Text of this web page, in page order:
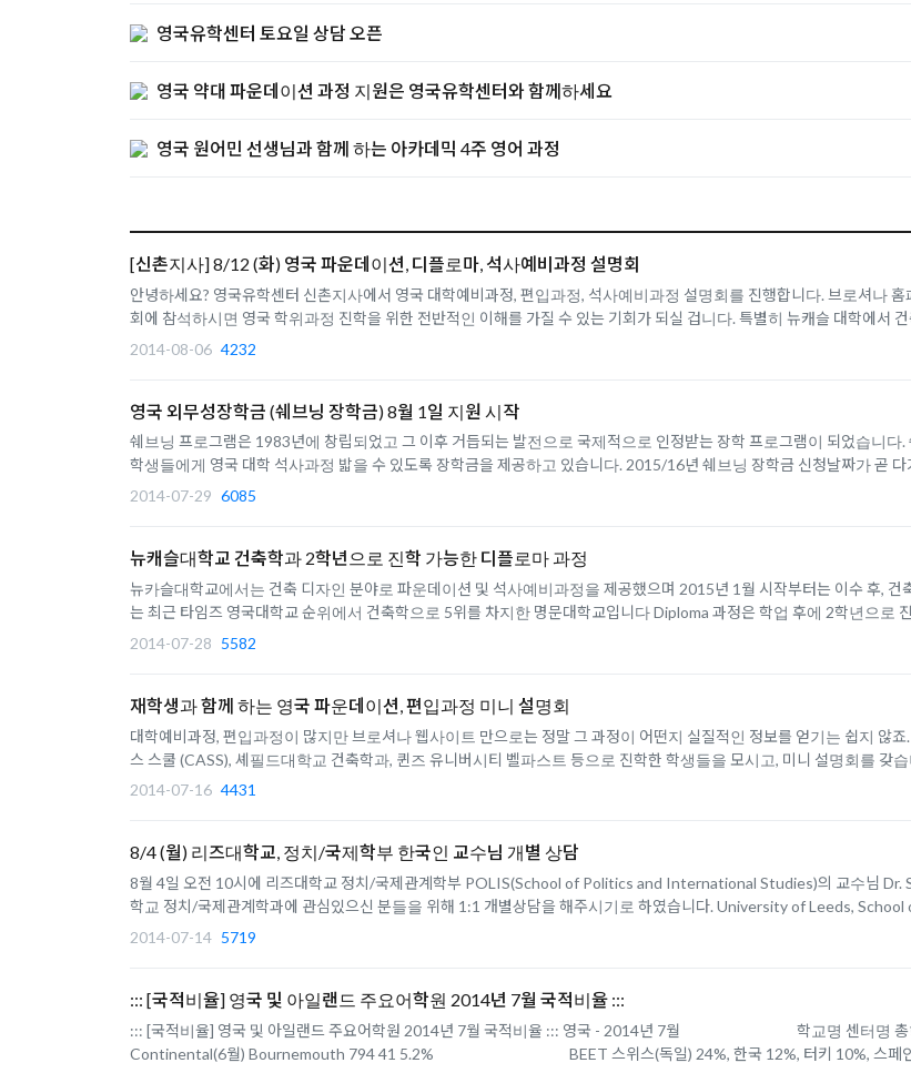
영국유학센터 토요일 상담 오픈
영국 약대 파운데이션 과정 지원은 영국유학센터와 함께하세요
영국 원어민 선생님과 함께 하는 아카데믹 4주 영어 과정
[신촌지사] 8/12 (화) 영국 파운데이션, 디플로마, 석사예비과정 설명회
안녕하세요? 영국유학센터 신촌지사에서 영국 대학예비과정, 편입과정, 석사예비과정 설명회를 진행합니다. 브로셔나
회에 참석하시면 영국 학위과정 진학을 위한 전반적인 이해를 가질 수 있는 기회가 되실 겁니다. 특별히 뉴캐슬 대학에서 건
2014-08-06 4232
영국 외무성장학금 (쉐브닝 장학금) 8월 1일 지원 시작
쉐브닝 프로그램은 1983년에 창립되었고 그 이후 거듭되는 발전으로 국제적으로 인정받는 장학 프로그램이 되었습니다.
학생들에게 영국 대학 석사과정 밟을 수 있도록 장학금을 제공하고 있습니다. 2015/16년 쉐브닝 장학금 신청날짜가 곧 다
2014-07-29 6085
뉴캐슬대학교 건축학과 2학년으로 진학 가능한 디플로마 과정
뉴카슬대학교에서는 건축 디자인 분야로 파운데이션 및 석사예비과정을 제공했으며 2015년 1월 시작부터는 이수 후, 건
는 최근 타임즈 영국대학교 순위에서 건축학으로 5위를 차지한 명문대학교입니다 Diploma 과정은 학업 후에 2학년으로
2014-07-28 5582
재학생과 함께 하는 영국 파운데이션, 편입과정 미니 설명회
대학예비과정, 편입과정이 많지만 브로셔나 웹사이트 만으로는 정말 그 과정이 어떤지 실질적인 정보를 얻기는 쉽지 않
스 스쿨 (CASS), 셰필드대학교 건축학과, 퀸즈 유니버시티 벨파스트 등으로 진학한 학생들을 모시고, 미니 설명회를 갖습
2014-07-16 4431
8/4 (월) 리즈대학교, 정치/국제학부 한국인 교수님 개별 상담
8월 4일 오전 10시에 리즈대학교 정치/국제관계학부 POLIS(School of Politics and International Studies)의 교수님 Dr.
학교 정치/국제관계학과에 관심있으신 분들을 위해 1:1 개별상담을 해주시기로 하였습니다. University of Leeds, School
2014-07-14 5719
::: [국적비율] 영국 및 아일랜드 주요어학원 2014년 7월 국적비율 :::
::: [국적비율] 영국 및 아일랜드 주요어학원 2014년 7월 국적비율 ::: 영국 - 2014년 7월 학교명 센터명 총학생
Continental(6월) Bournemouth 794 41 5.2% BEET 스위스(독일) 24%, 한국 12%, 터키 10%, 스페인